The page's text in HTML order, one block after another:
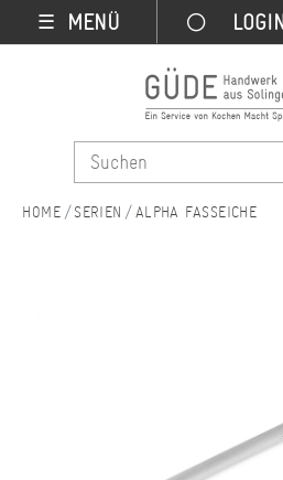
☰ MENÜ
SERIEN ALPHA FASSEICHE